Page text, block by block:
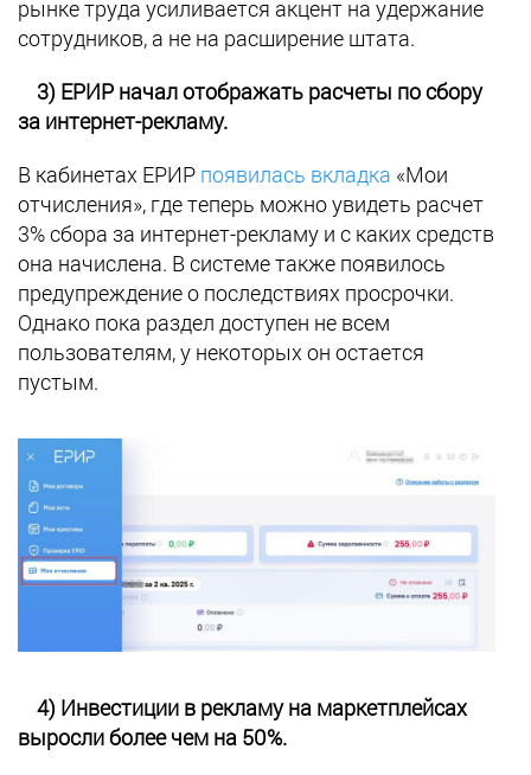
рынке труда усиливается акцент на удержание
сотрудников, а не на расширение штата.
3) ЕРИР начал отображать расчеты по сбору
за интернет-рекламу.
В кабинетах ЕРИР появилась вкладка «Мои
отчисления», где теперь можно увидеть расчет
3% сбора за интернет-рекламу и с каких средств
она начислена. В системе также появилось
предупреждение о последствиях просрочки.
Однако пока раздел доступен не всем
пользователям, у некоторых он остается
пустым.
4) Инвестиции в рекламу на маркетплейсах
выросли более чем на 50%.